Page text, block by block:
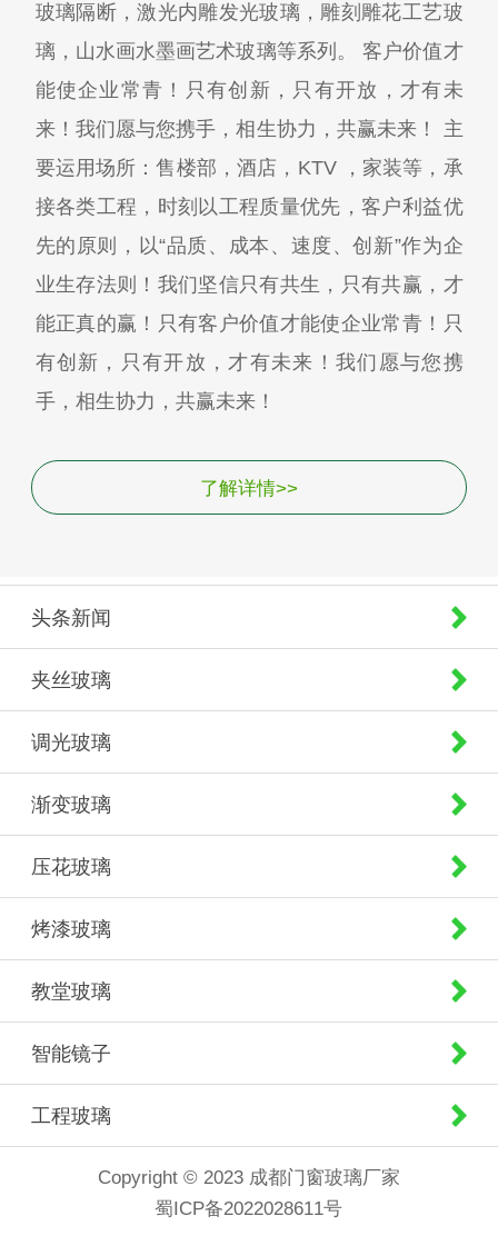
玻璃隔断，激光内雕发光玻璃，雕刻雕花工艺玻
璃，山水画水墨画艺术玻璃等系列。 客户价值才
能使企业常青！只有创新，只有开放，才有未
来！我们愿与您携手，相生协力，共赢未来！ 主
要运用场所：售楼部，酒店，KTV ，家装等，承
接各类工程，时刻以工程质量优先，客户利益优
先的原则，以“品质、成本、速度、创新”作为企
业生存法则！我们坚信只有共生，只有共赢，才
能正真的赢！只有客户价值才能使企业常青！只
有创新，只有开放，才有未来！我们愿与您携
手，相生协力，共赢未来！
了解详情>>
头条新闻
夹丝玻璃
调光玻璃
渐变玻璃
压花玻璃
烤漆玻璃
教堂玻璃
智能镜子
工程玻璃
Copyright © 2023 成都门窗玻璃厂家
蜀ICP备2022028611号